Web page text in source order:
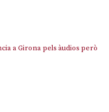
a Girona pels àudios però